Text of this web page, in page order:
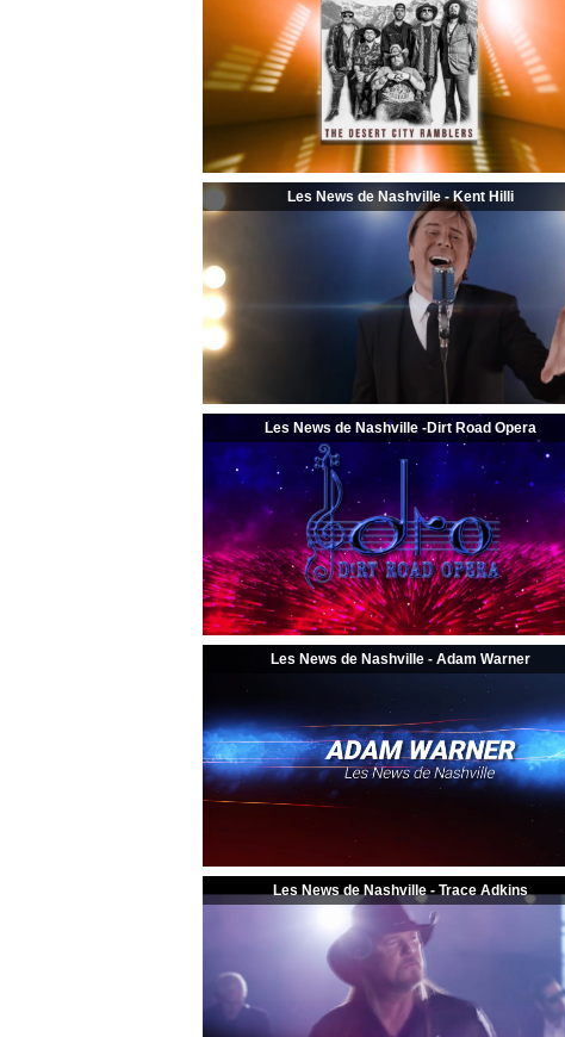
Les News de Nashville - Kent Hilli
Les News de Nashville -Dirt Road Opera
Les News de Nashville - Adam Warner
Les News de Nashville - Trace Adkins